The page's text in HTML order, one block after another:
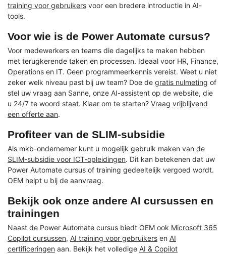
training voor gebruikers voor een bredere introductie in AI-
tools.
Voor wie is de Power Automate cursus?
Voor medewerkers en teams die dagelijks te maken hebben
met terugkerende taken en processen. Ideaal voor HR, Finance,
Operations en IT. Geen programmeerkennis vereist. Weet u niet
zeker welk niveau past bij uw team? Doe de gratis nulmeting of
stel uw vraag aan Sanne, onze AI-assistent op de website, die
u 24/7 te woord staat. Klaar om te starten? Vraag vrijblijvend
een offerte aan.
Profiteer van de SLIM-subsidie
Als mkb-ondernemer kunt u mogelijk gebruik maken van de
SLIM-subsidie voor ICT-opleidingen. Dit kan betekenen dat uw
Power Automate cursus of training gedeeltelijk vergoed wordt.
OEM helpt u bij de aanvraag.
Bekijk ook onze andere AI cursussen en
trainingen
Naast de Power Automate cursus biedt OEM ook Microsoft 365
Copilot cursussen, AI training voor gebruikers en AI
certificeringen aan. Bekijk het volledige AI & Copilot